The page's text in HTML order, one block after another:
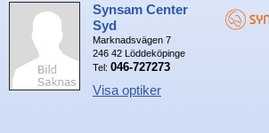
Linstillbehör
Nyheter - linser
Synsam Center
Syd
Marknadsvägen 7
246 42 Löddeköpinge
Tel: 046-727273
Visa optiker